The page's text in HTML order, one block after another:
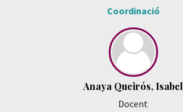
Coordinació
Anaya Queirós, Isabel
Docent